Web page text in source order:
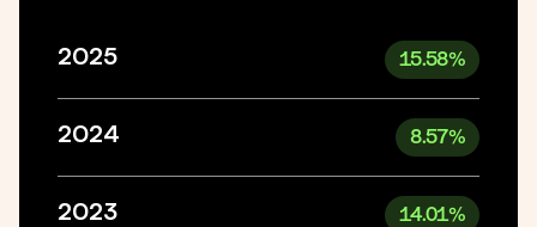
2025 15.58%
2024 8.57%
2023 14.01%